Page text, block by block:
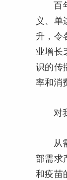
百
义、单
升，令
业增长
识的传
率和消
对
从
部需求
和疫苗